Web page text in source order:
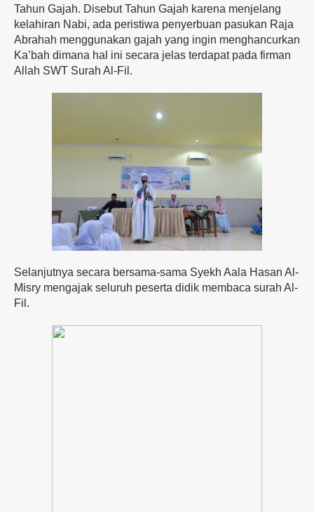
Tahun Gajah. Disebut Tahun Gajah karena menjelang
kelahiran Nabi, ada peristiwa penyerbuan pasukan Raja
Abrahah menggunakan gajah yang ingin menghancurkan
Ka’bah dimana hal ini secara jelas terdapat pada firman
Allah SWT Surah Al-Fil.
Selanjutnya secara bersama-sama Syekh Aala Hasan Al-
Misry mengajak seluruh peserta didik membaca surah Al-
Fil.